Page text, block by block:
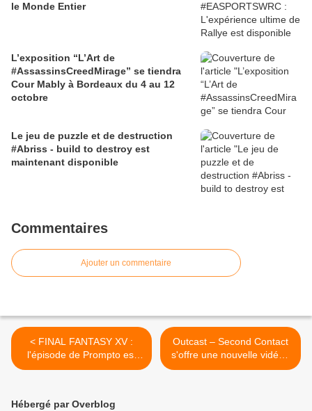
le Monde Entier
L’exposition “L’Art de
#AssassinsCreedMirage” se tiendra
Cour Mably à Bordeaux du 4 au 12
octobre
Le jeu de puzzle et de destruction
#Abriss - build to destroy est
maintenant disponible
Commentaires
Ajouter un commentaire
< FINAL FANTASY XV :
l'épisode de Prompto est
disponible
Outcast – Second Contact
s'offre une nouvelle vidéo !
>
Hébergé par Overblog